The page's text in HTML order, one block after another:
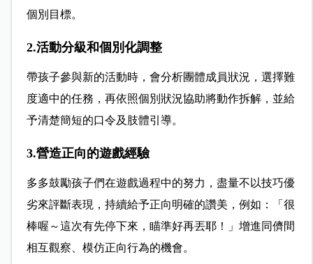
個別目標。
2.活動分級和個別化調整
帶孩子參與新的活動時，會分析團體成員狀況，選擇難
度適中的任務，再依照個別狀況協助將動作拆解，並給
予清楚簡短的口令及肢體引導。
3.營造正向的遊戲經驗
多多鼓勵孩子們在遊戲過程中的努力，盡量不以技巧優
劣來評斷表現，持續給予正向明確的讚美，例如：「很
棒喔～這次有先停下來，瞄準好再丟耶！」增進同儕間
相互觀察、模仿正向行為的機會。